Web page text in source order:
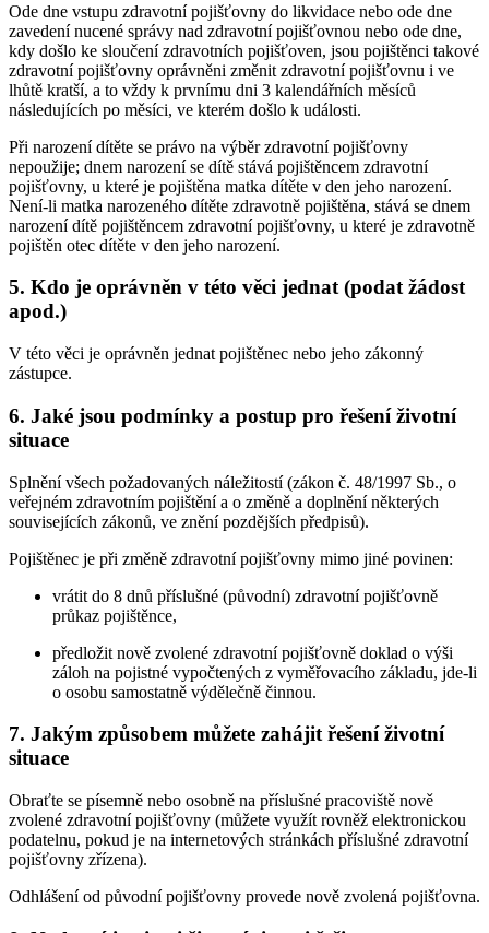
Ode dne vstupu zdravotní pojišťovny do likvidace nebo ode dne
zavedení nucené správy nad zdravotní pojišťovnou nebo ode dne,
kdy došlo ke sloučení zdravotních pojišťoven, jsou pojištěnci takové
zdravotní pojišťovny oprávněni změnit zdravotní pojišťovnu i ve
lhůtě kratší, a to vždy k prvnímu dni 3 kalendářních měsíců
následujících po měsíci, ve kterém došlo k události.
Při narození dítěte se právo na výběr zdravotní pojišťovny
nepoužije; dnem narození se dítě stává pojištěncem zdravotní
pojišťovny, u které je pojištěna matka dítěte v den jeho narození.
Není-li matka narozeného dítěte zdravotně pojištěna, stává se dnem
narození dítě pojištěncem zdravotní pojišťovny, u které je zdravotně
pojištěn otec dítěte v den jeho narození.
5. Kdo je oprávněn v této věci jednat (podat žádost
apod.)
V této věci je oprávněn jednat pojištěnec nebo jeho zákonný
zástupce.
6. Jaké jsou podmínky a postup pro řešení životní
situace
Splnění všech požadovaných náležitostí (zákon č. 48/1997 Sb., o
veřejném zdravotním pojištění a o změně a doplnění některých
souvisejících zákonů, ve znění pozdějších předpisů).
Pojištěnec je při změně zdravotní pojišťovny mimo jiné povinen:
vrátit do 8 dnů příslušné (původní) zdravotní pojišťovně
průkaz pojištěnce,
předložit nově zvolené zdravotní pojišťovně doklad o výši
záloh na pojistné vypočtených z vyměřovacího základu, jde-li
o osobu samostatně výdělečně činnou.
7. Jakým způsobem můžete zahájit řešení životní
situace
Obraťte se písemně nebo osobně na příslušné pracoviště nově
zvolené zdravotní pojišťovny (můžete využít rovněž elektronickou
podatelnu, pokud je na internetových stránkách příslušné zdravotní
pojišťovny zřízena).
Odhlášení od původní pojišťovny provede nově zvolená pojišťovna.